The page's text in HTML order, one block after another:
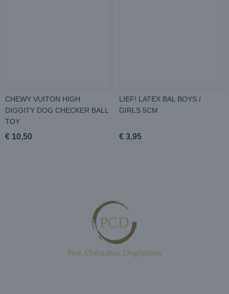
CHEWY VUITON HIGH
DIGGITY DOG CHECKER BALL
TOY
€ 10,50
LIEF! LATEX BAL BOYS /
GIRLS 5CM
€ 3,95